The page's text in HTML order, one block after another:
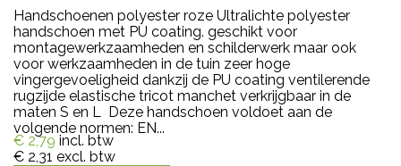
Handschoenen polyester roze Ultralichte polyester
handschoen met PU coating. geschikt voor
montagewerkzaamheden en schilderwerk maar ook
voor werkzaamheden in de tuin zeer hoge
vingergevoeligheid dankzij de PU coating ventilerende
rugzijde elastische tricot manchet verkrijgbaar in de
maten S en L Deze handschoen voldoet aan de
volgende normen: EN...
€ 2,79 incl. btw
€ 2,31 excl. btw